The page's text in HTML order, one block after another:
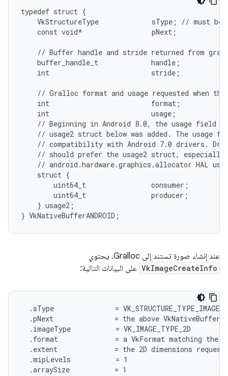
typedef struct {
VkStructureType             sType; // must
    const void*                 pNext;
// Buffer handle and stride returned from
    buffer_handle_t             handle;
    int                         stride;
// Gralloc format and usage requested when
    int                         format;
    int                         usage;
// Beginning in Android 8.0, the usage field
// usage2 struct below was added. The usage
// compatibility with Android 7.0 drivers.
// should prefer the usage2 struct, especially
// android.hardware.graphics.allocator HAL
    struct {
        uint64_t                consumer;
        uint64_t                producer;
    } usage2;
عند إنشاء صورة تستند إلى Gralloc، يحتوي
VkImageCreateInfo على البيانات التالية:
.sType               =
.pNext               = the above
  .imageType           = VK_IMAGE_TYPE_2D
.format              = a VkFormat matching the
.extent              = the 2D dimensions
  .mipLevels           = 1
  .arraySize           = 1